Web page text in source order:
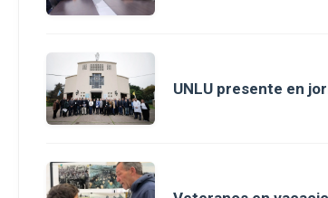
UNLU presente en